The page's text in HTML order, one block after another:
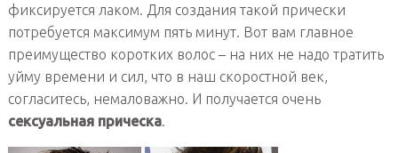
фиксируется лаком. Для создания такой прически
потребуется максимум пять минут. Вот вам главное
преимущество коротких волос – на них не надо тратить
уйму времени и сил, что в наш скоростной век,
согласитесь, немаловажно. И получается очень
сексуальная прическа.